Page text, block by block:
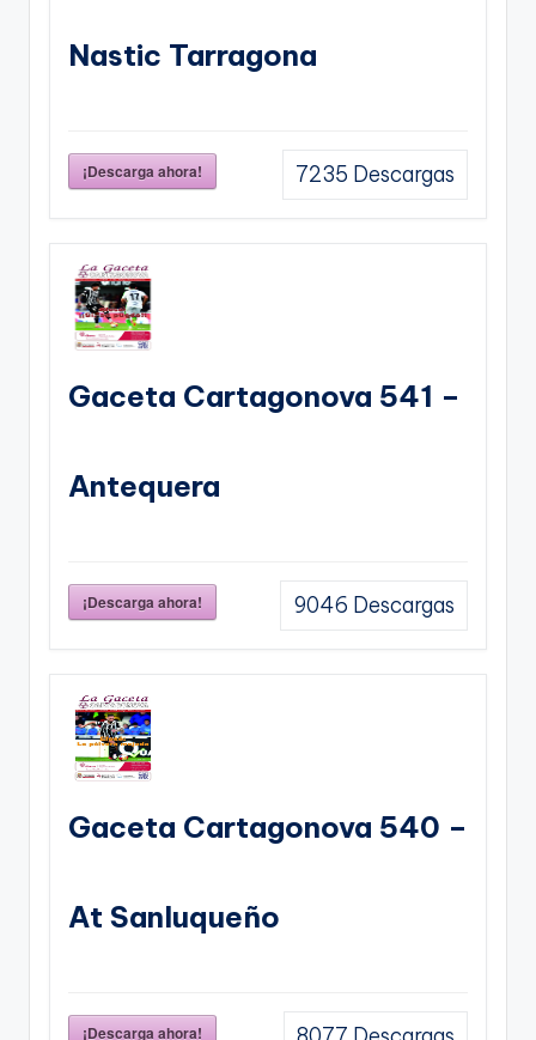
Nastic Tarragona
¡Descarga ahora! 7235 Descargas
Gaceta Cartagonova 541 –
Antequera
¡Descarga ahora! 9046 Descargas
Gaceta Cartagonova 540 –
At Sanluqueño
¡Descarga ahora!